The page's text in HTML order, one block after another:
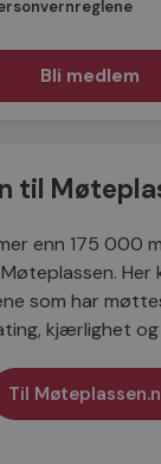
til
enn 175 000
Her
som har
kjærlighet
Til